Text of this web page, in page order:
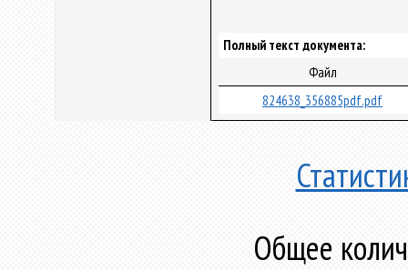
Полный текст документа:
Файл
824638_356885pdf.pdf
Общее